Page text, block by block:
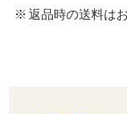
返品時の送料は